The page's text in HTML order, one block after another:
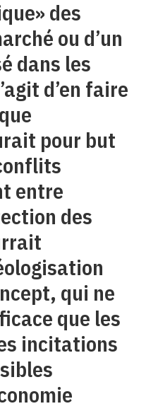
des
ou d’un
dans les
d’en faire
pour but
entre
des
qui ne
que les
incitations